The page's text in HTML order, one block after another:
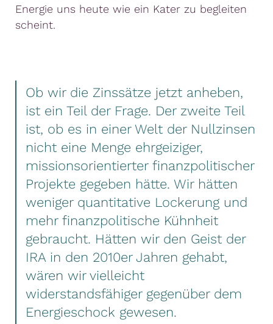
Energie uns heute wie ein Kater zu begleiten
scheint.
Ob wir die Zinssätze jetzt anheben,
ist ein Teil der Frage. Der zweite Teil
ist, ob es in einer Welt der Nullzinsen
nicht eine Menge ehrgeiziger,
missionsorientierter finanzpolitischer
Projekte gegeben hätte. Wir hätten
weniger quantitative Lockerung und
mehr finanzpolitische Kühnheit
gebraucht. Hätten wir den Geist der
IRA in den 2010er Jahren gehabt,
wären wir vielleicht
widerstandsfähiger gegenüber dem
Energieschock gewesen.